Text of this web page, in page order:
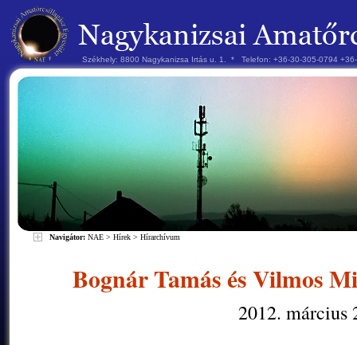
Székhely: 8800 Nagykanizsa Irtás u. 1. * Telefon: +36-30-305-0794
Navigátor: NAE > Hírek > Hírarchívum
Bognár Tamás és Vilmos
2012. március